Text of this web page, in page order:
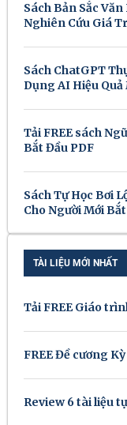
Sách Bản Sắc
Nghiên Cứu Giá
Sách ChatGPT
Dụng AI Hiệu Quả
Tải FREE sách
Bắt Đầu PDF
Sách Tự Học Bơi
Cho Người Mới
TÀI LIỆU MỚI NHẤT
Tải FREE Giáo
FREE Đề cương
Review 6 tài liệu